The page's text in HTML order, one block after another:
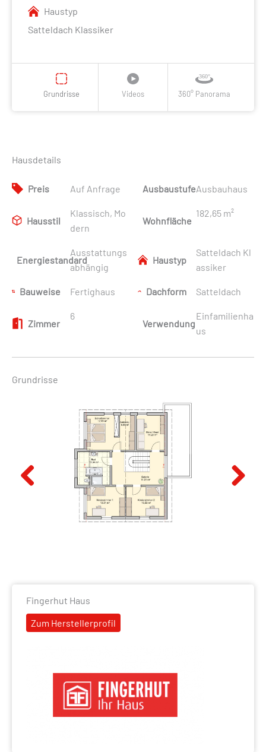
Haustyp
Satteldach Klassiker
Grundrisse Videos 360° Panorama
Hausdetails
Preis Auf Anfrage AusbaustufeAusbauhaus
Hausstil
Klassisch, Mo
dern
Wohnfläche
182,65 m²
Energiestandard
Ausstattungs
abhängig
Haustyp
Satteldach Kl
assiker
Bauweise Fertighaus Dachform Satteldach
Zimmer
6
Verwendung
Einfamilienha
us
Grundrisse
Fingerhut Haus
Zum Herstellerprofil